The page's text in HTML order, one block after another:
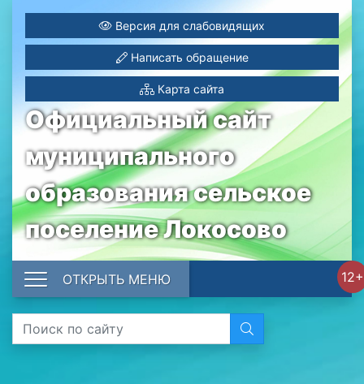
Официальный сайт
муниципального
образования сельское
поселение Локосово
Версия для слабовидящих
Написать обращение
Карта сайта
12+
ОТКРЫТЬ МЕНЮ